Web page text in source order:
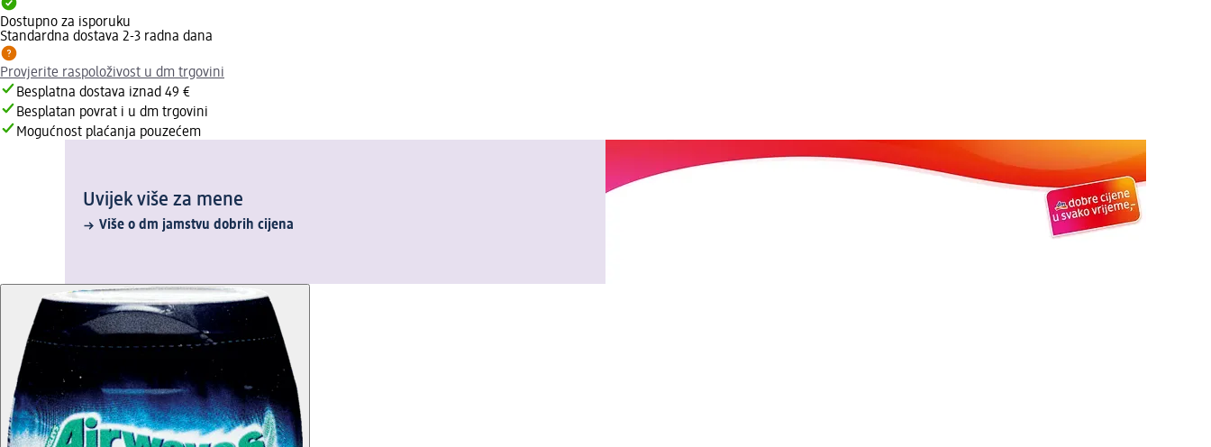
Dostupno za isporuku
Standardna dostava 2-3 radna dana
Provjerite raspoloživost u dm trgovini
Besplatna dostava iznad 49 €
Besplatan povrat i u dm trgovini
Mogućnost plaćanja pouzećem
Uvijek više za mene
Više o dm jamstvu dobrih cijena